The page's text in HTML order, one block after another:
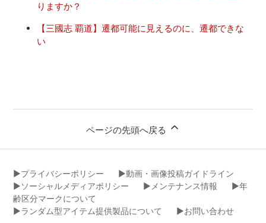
りますか？
【三國志 覇道】遷都可能に見えるのに、遷都できな
い
ページの先頭へ戻る
▶︎プライバシーポリシー
▶︎動画・画像投稿ガイドライン
▶︎ソーシャルメディアポリシー
▶︎メンテナンス情報
▶︎年
齢区分マークについて
▶︎ランダム型アイテム提供製品について
▶︎お問い合わせ